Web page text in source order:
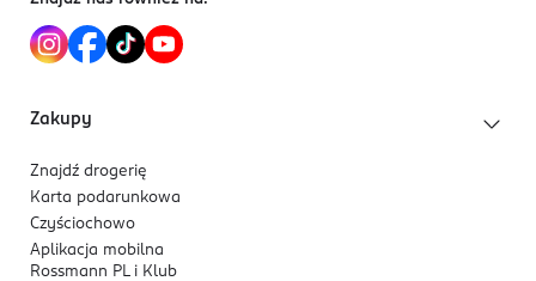
Zakupy
Znajdź drogerię
Karta podarunkowa
Czyściochowo
Aplikacja mobilna
Rossmann PL i Klub